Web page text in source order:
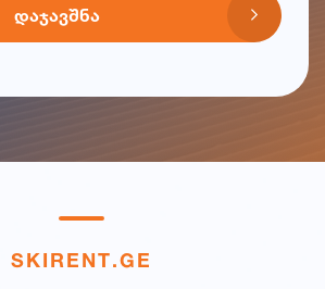
ᲓᲐᲯᲐᲕᲨᲜᲐ
SKIRENT.GE